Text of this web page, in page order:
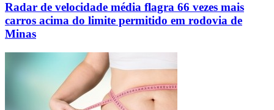
Radar de velocidade média flagra 66 vezes mais
carros acima do limite permitido em rodovia de
Minas